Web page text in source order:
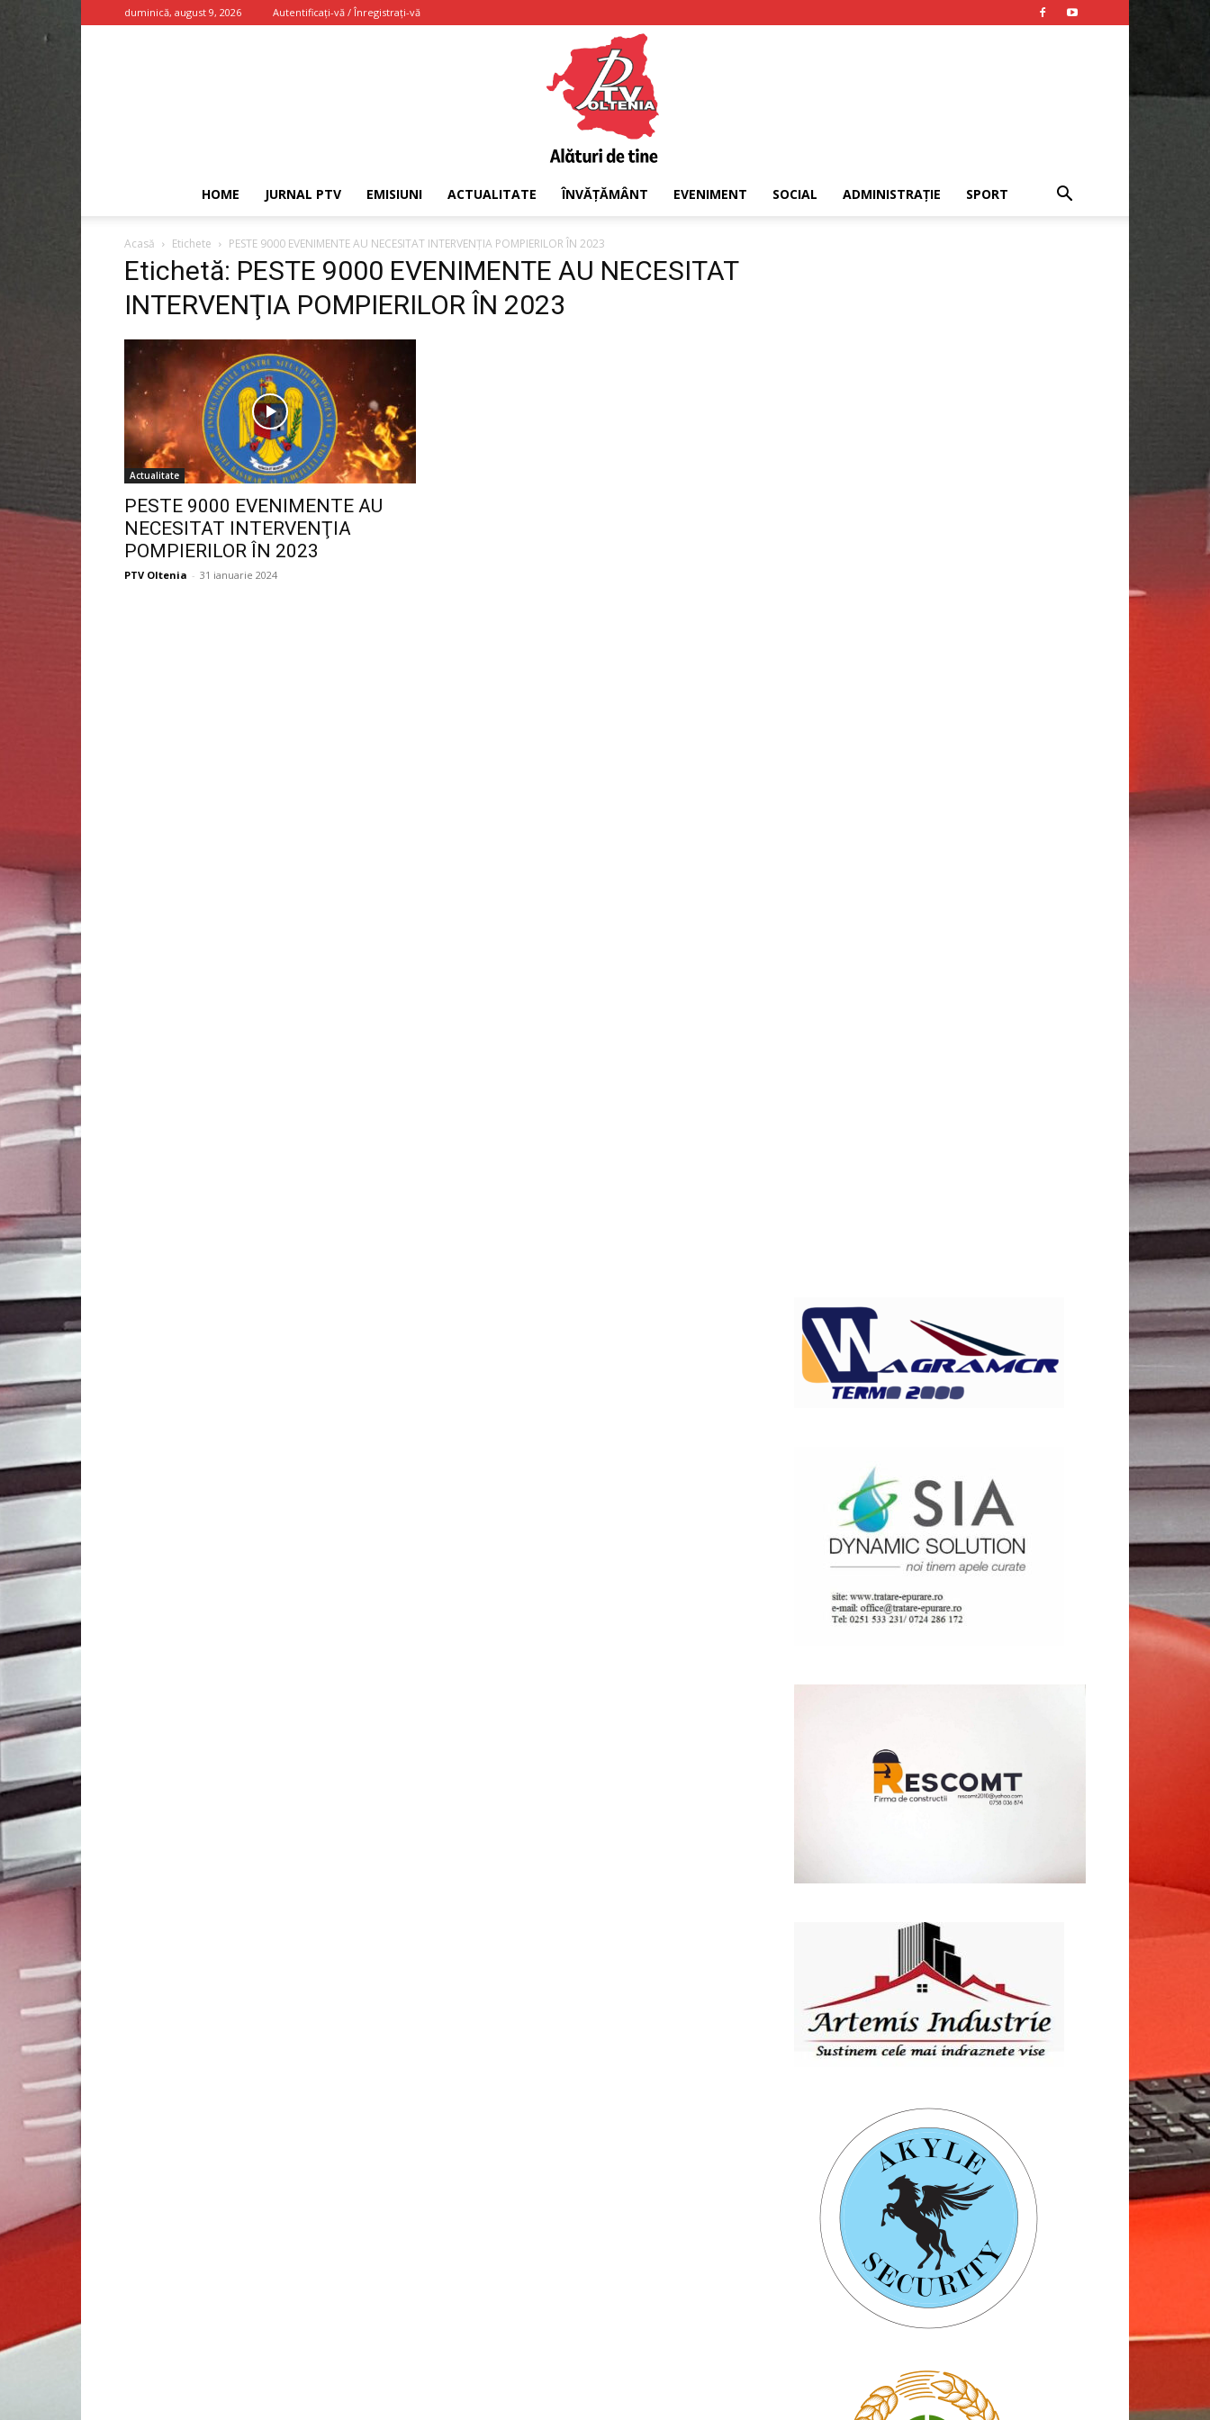
duminică, august 9, 2026 Autentificați-vă / Înregistrați-vă
HOME JURNAL PTV EMISIUNI ACTUALITATE ÎNVĂȚĂMÂNT EVENIMENT SOCIAL ADMINISTRAȚIE SPORT
Acasă Etichete PESTE 9000 EVENIMENTE AU NECESITAT INTERVENŢIA POMPIERILOR ÎN 2023
Etichetă: PESTE 9000 EVENIMENTE AU NECESITAT
INTERVENŢIA POMPIERILOR ÎN 2023
Actualitate
PESTE 9000 EVENIMENTE AU
NECESITAT INTERVENŢIA
POMPIERILOR ÎN 2023
PTV Oltenia - 31 ianuarie 2024